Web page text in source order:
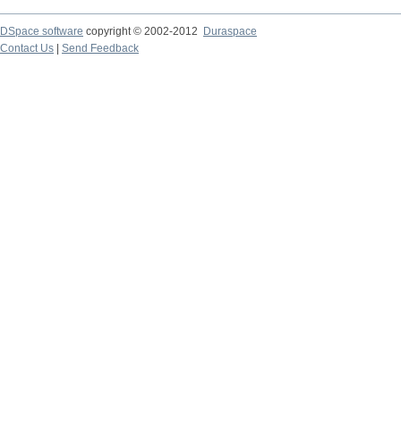
DSpace software copyright © 2002-2012
Duraspace
Contact Us
Send Feedback